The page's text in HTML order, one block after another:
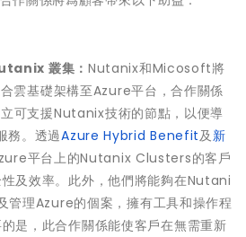
叢集： Nutanix和Micosoft將
雲基礎架構至Azure平台，合作關係
可支援Nutanix技術的節點，以便導
務。透過Azure Hybrid Benefit及 新
平台上的Nutanix Clusters的客戶
及效率。此外，他們將能夠在Nutani
管理Azure的個案，擁有工具和操作程
是，此合作關係能使客戶在無需重新